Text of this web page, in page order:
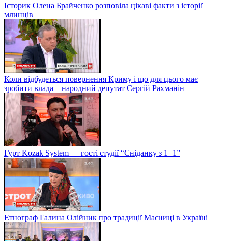
Історик Олена Брайченко розповіла цікаві факти з історії
млинців
Коли відбудеться повернення Криму і що для цього має
зробити влада – народний депутат Сергій Рахманін
Гурт Kozak System — гості студії “Сніданку з 1+1”
Етнограф Галина Олійник про традиції Масниці в Україні